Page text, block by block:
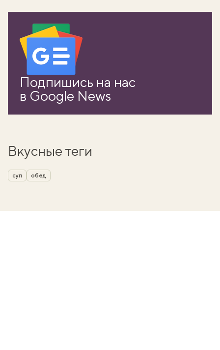
Подпишись на нас
в Google News
Вкусные теги
суп обед